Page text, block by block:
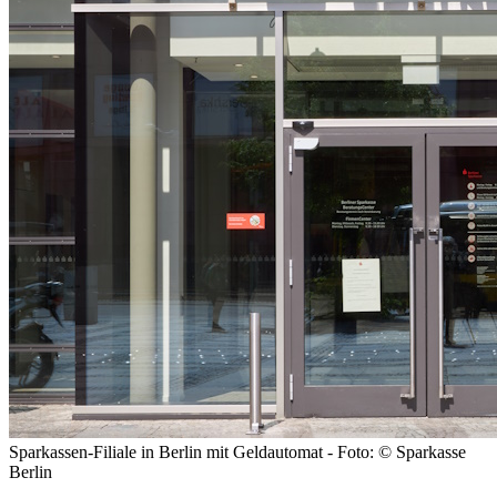
Sparkassen-Filiale in Berlin mit Geldautomat - Foto: © Sparkasse
Berlin